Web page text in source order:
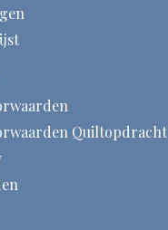
Quiltopdracht